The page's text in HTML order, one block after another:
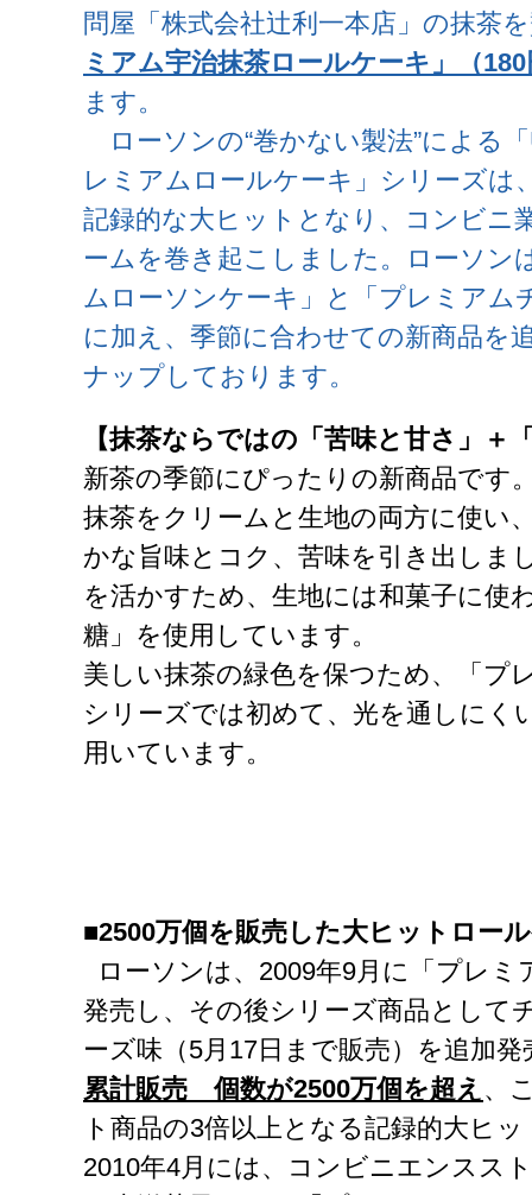
問屋「株式会社辻利一本店」の抹茶
ミアム宇治抹茶ロールケーキ」（
ます。
ローソンの“巻かない製法”による
レミアムロールケーキ」シリーズは
記録的な大ヒットとなり、コンビニ
ームを巻き起こしました。ローソン
ムローソンケーキ」と「プレミアム
に加え、季節に合わせての新商品を
ナップしております。
【抹茶ならではの「苦味と甘さ」＋
新茶の季節にぴったりの新商品です
抹茶をクリームと生地の両方に使い
かな旨味とコク、苦味を引き出しま
を活かすため、生地には和菓子に使
糖」を使用しています。
美しい抹茶の緑色を保つため、「プ
シリーズでは初めて、光を通しにく
用いています。
■2500万個を販売した大ヒットロー
ローソンは、2009年9月に「プレ
発売し、その後シリーズ商品として
ーズ味（5月17日まで販売）を追加
累計販売 個数が2500万個を超え 、
ト商品の3倍以上となる記録的大ヒ
2010年4月には、コンビニエンスス